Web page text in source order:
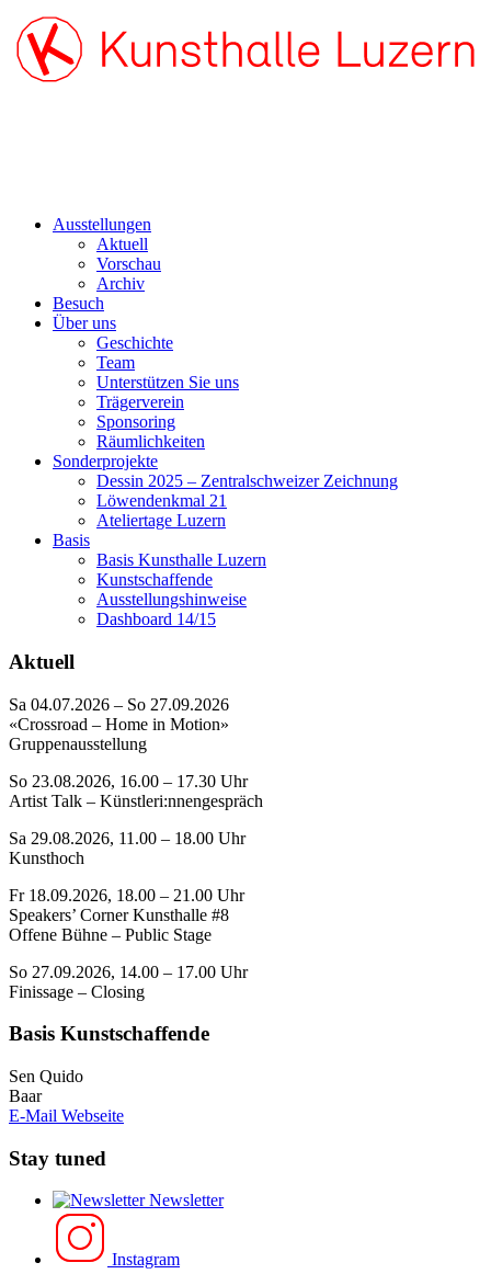
Ausstellungen
Aktuell
Vorschau
Archiv
Besuch
Über uns
Geschichte
Team
Unterstützen Sie uns
Trägerverein
Sponsoring
Räumlichkeiten
Sonderprojekte
Dessin 2025 – Zentralschweizer Zeichnung
Löwendenkmal 21
Ateliertage Luzern
Basis
Basis Kunsthalle Luzern
Kunstschaffende
Ausstellungshinweise
Dashboard 14/15
Aktuell
Sa 04.07.2026 – So 27.09.2026
«Crossroad – Home in Motion»
Gruppenausstellung
So 23.08.2026, 16.00 – 17.30 Uhr
Artist Talk – Künstleri:nnengespräch
Sa 29.08.2026, 11.00 – 18.00 Uhr
Kunsthoch
Fr 18.09.2026, 18.00 – 21.00 Uhr
Speakers’ Corner Kunsthalle #8
Offene Bühne – Public Stage
So 27.09.2026, 14.00 – 17.00 Uhr
Finissage – Closing
Basis Kunstschaffende
Sen Quido
Baar
E-Mail Webseite
Stay tuned
Newsletter
Instagram